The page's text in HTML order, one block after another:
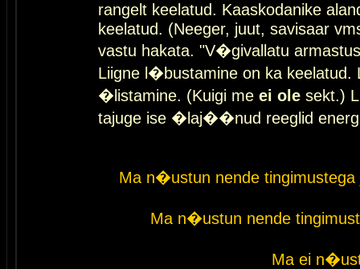
rangelt keelatud. Kaaskodanike
keelatud. (Neeger, juut, savisaar
vastu hakata. "V�givallatu
Liigne l�bustamine on ka keelatud.
�listamine. (Kuigi me ei ole sekt.)
tajuge ise �laj��nud reeglid
Ma n�ustun nende
Ma n�ustun nende
Ma ei